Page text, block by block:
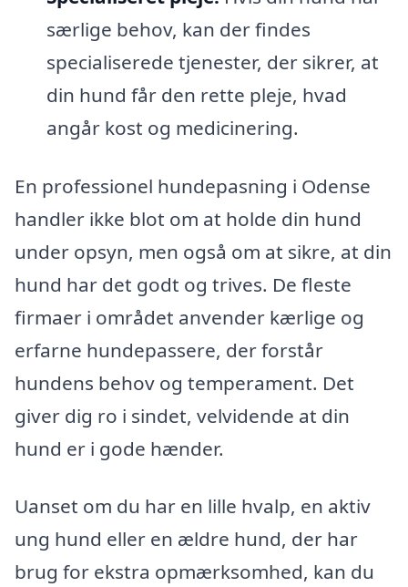
særlige behov, kan der findes
specialiserede tjenester, der sikrer, at
din hund får den rette pleje, hvad
angår kost og medicinering.
En professionel hundepasning i Odense
handler ikke blot om at holde din hund
under opsyn, men også om at sikre, at din
hund har det godt og trives. De fleste
firmaer i området anvender kærlige og
erfarne hundepassere, der forstår
hundens behov og temperament. Det
giver dig ro i sindet, velvidende at din
hund er i gode hænder.
Uanset om du har en lille hvalp, en aktiv
ung hund eller en ældre hund, der har
brug for ekstra opmærksomhed, kan du